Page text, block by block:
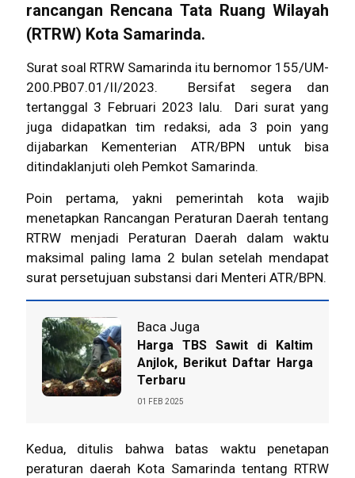
rancangan Rencana Tata Ruang Wilayah
(RTRW) Kota Samarinda.
Surat soal RTRW Samarinda itu bernomor 155/UM-
200.PB07.01/II/2023. Bersifat segera dan
tertanggal 3 Februari 2023 lalu. Dari surat yang
juga didapatkan tim redaksi, ada 3 poin yang
dijabarkan Kementerian ATR/BPN untuk bisa
ditindaklanjuti oleh Pemkot Samarinda.
Poin pertama, yakni pemerintah kota wajib
menetapkan Rancangan Peraturan Daerah tentang
RTRW menjadi Peraturan Daerah dalam waktu
maksimal paling lama 2 bulan setelah mendapat
surat persetujuan substansi dari Menteri ATR/BPN.
Baca Juga
Harga TBS Sawit di Kaltim
Anjlok, Berikut Daftar Harga
Terbaru
01 FEB 2025
Kedua, ditulis bahwa batas waktu penetapan
peraturan daerah Kota Samarinda tentang RTRW